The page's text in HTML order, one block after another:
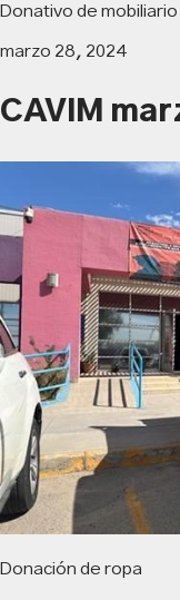
Donativo de
marzo 28, 2024
CAVIM
Donación de ropa